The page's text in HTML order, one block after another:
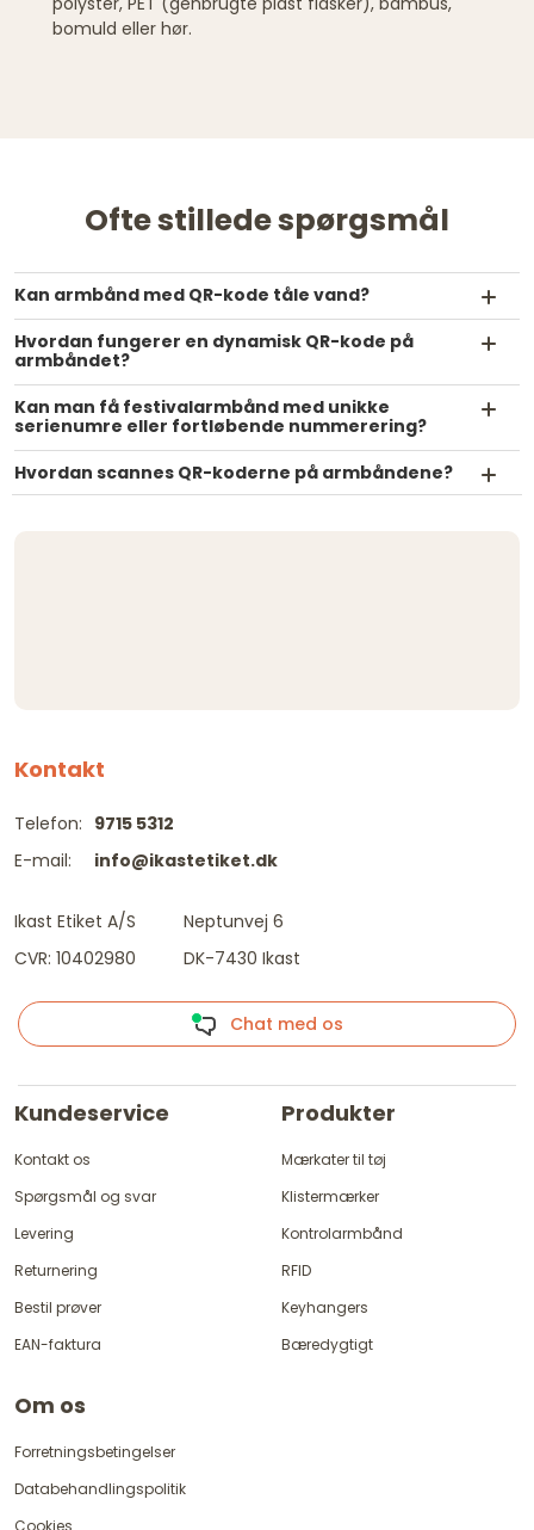
bomuld eller hør.
Ofte stillede spørgsmål
Kan armbånd med QR-kode tåle vand?
Hvordan fungerer en dynamisk QR-kode på
armbåndet?
Kan man få festivalarmbånd med unikke
serienumre eller fortløbende nummerering?
Hvordan scannes QR-koderne på armbåndene?
Kontakt
Telefon:
E-mail:
9715 5312
info@ikastetiket.dk
Ikast Etiket A/S
CVR: 10402980
Neptunvej 6
DK-7430 Ikast
Chat med os
Kundeservice
Kontakt os
Spørgsmål og svar
Levering
Returnering
Bestil prøver
EAN-faktura
Produkter
Mærkater til tøj
Klistermærker
Kontrolarmbånd
RFID
Keyhangers
Bæredygtigt
Om os
Forretningsbetingelser
Databehandlingspolitik